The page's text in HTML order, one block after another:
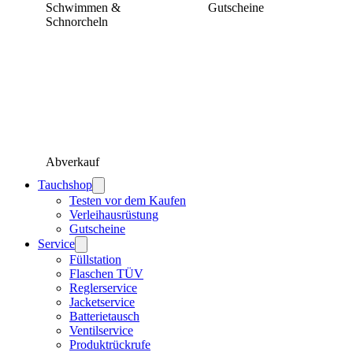
Schwimmen &
Schnorcheln
Gutscheine
Abverkauf
Tauchshop
Testen vor dem Kaufen
Verleihausrüstung
Gutscheine
Service
Füllstation
Flaschen TÜV
Reglerservice
Jacketservice
Batterietausch
Ventilservice
Produktrückrufe